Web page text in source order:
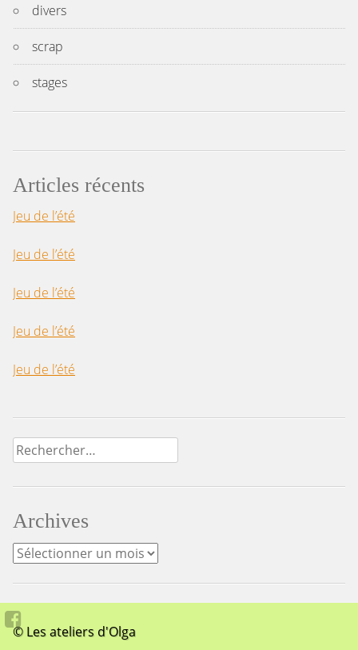
divers
scrap
stages
Articles récents
Jeu de l’été
Jeu de l’été
Jeu de l’été
Jeu de l’été
Jeu de l’été
Rechercher :
Archives
Archives
© Les ateliers d'Olga